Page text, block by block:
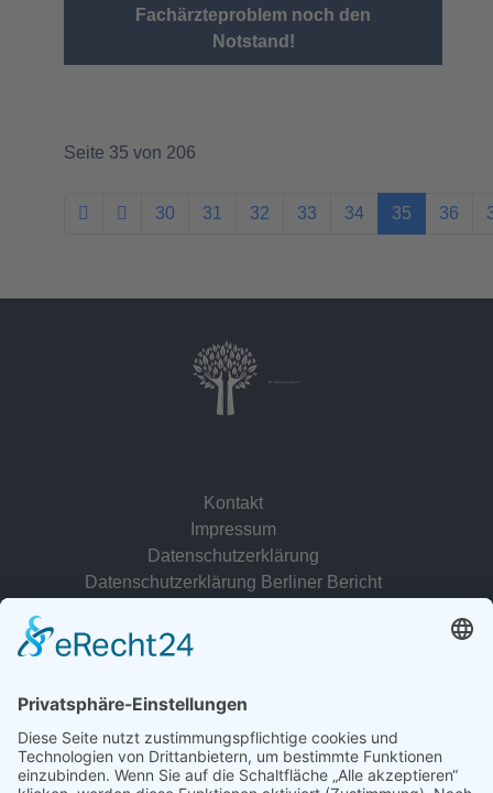
Fachärzteproblem noch den
Notstand!
Seite 35 von 206
30 31 32 33 34 35 36
Dr. Christina Baum
Kontakt
Impressum
Datenschutzerklärung
Datenschutzerklärung Berliner Bericht
© 2022 - 2026 Dr. Christina Baum. Alle Rechte vorbehalten.